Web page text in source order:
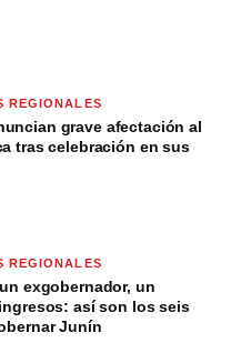
REGIONALES
grave afectación al
tras celebración en sus
REGIONALES
exgobernador, un
así son los seis
Junín